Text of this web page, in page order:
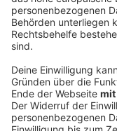
Million Euro
Erschließung
zehn Millionen
Anzeige